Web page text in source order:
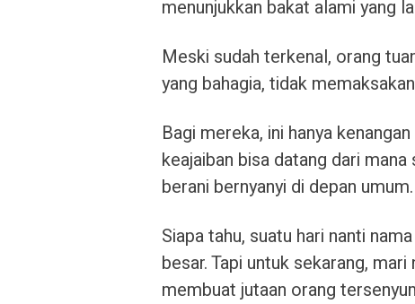
menunjukkan bakat alami yang
Meski sudah terkenal, orang
yang bahagia, tidak
Bagi mereka, ini hanya
keajaiban bisa datang dari
berani bernyanyi di depan umum.
Siapa tahu, suatu hari nanti
besar. Tapi untuk sekarang,
membuat jutaan orang